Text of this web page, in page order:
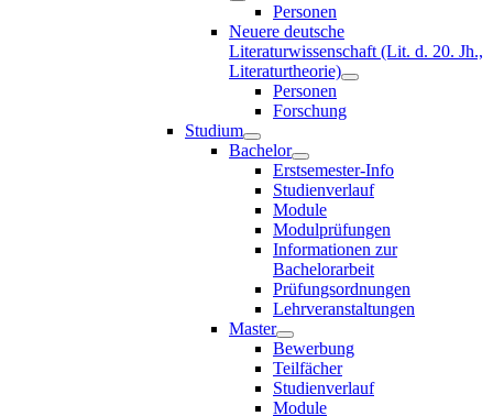
Personen
Neuere deutsche
Literaturwissenschaft (Lit. d. 20. Jh.,
Literaturtheorie)
Personen
Forschung
Studium
Bachelor
Erstsemester-Info
Studienverlauf
Module
Modulprüfungen
Informationen zur
Bachelorarbeit
Prüfungsordnungen
Lehrveranstaltungen
Master
Bewerbung
Teilfächer
Studienverlauf
Module